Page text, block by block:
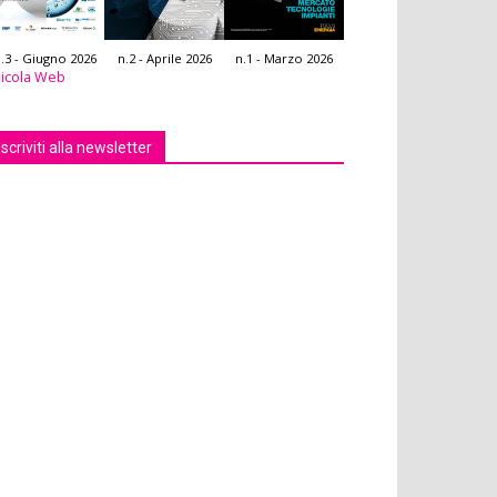
- Giugno 2026 n.2 - Aprile 2026 n.1 - Marzo 2026
Web
alla newsletter